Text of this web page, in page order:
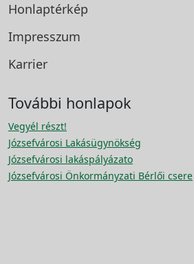
Honlaptérkép
Impresszum
Karrier
További honlapok
Vegyél részt!
Józsefvárosi Lakásügynökség
Józsefvárosi lakáspályázato
Józsefvárosi Önkormányzati Bérlői csere